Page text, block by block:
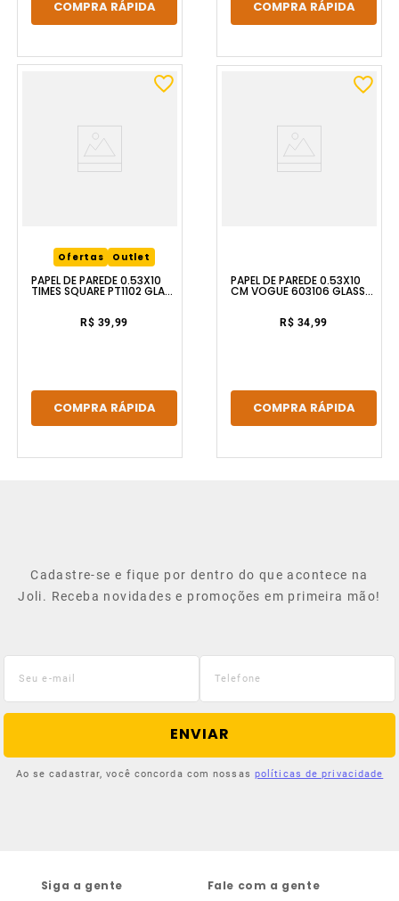
COMPRA RÁPIDA COMPRA RÁPIDA
Ofertas Outlet
PAPEL DE PAREDE 0.53X10
TIMES SQUARE PT1102 GLASS
R$ 39,99
COMPRA RÁPIDA
PAPEL DE PAREDE 0.53X10
CM VOGUE 603106 GLASS
R$ 34,99
COMPRA RÁPIDA
Cadastre-se e fique por dentro do que acontece na
Joli. Receba novidades e promoções em primeira mão!
ENVIAR
Ao se cadastrar, você concorda com nossas políticas de privacidade
Siga a gente Fale com a gente